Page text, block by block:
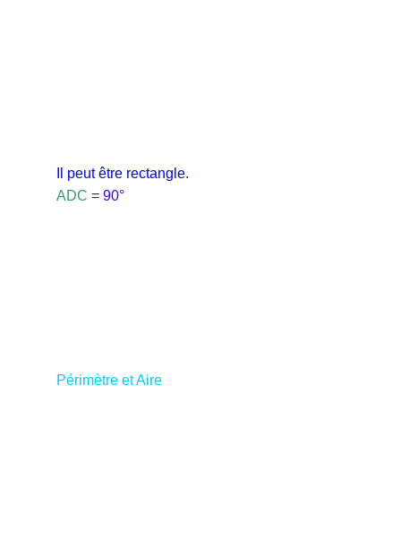
Il peut être rectangle.
ADC = 90°
Périmètre et Aire